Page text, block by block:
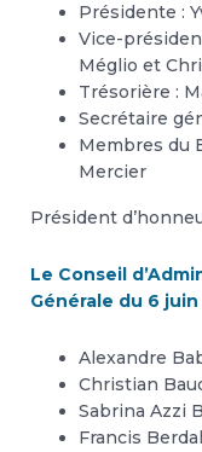
Présidente :
Vice-
Méglio et
Trésorière :
Secrétaire
Membres du
Mercier
Président
Le Conseil
Générale du 6 juin
Alexandre
Christian
Sabrina Azzi
Francis